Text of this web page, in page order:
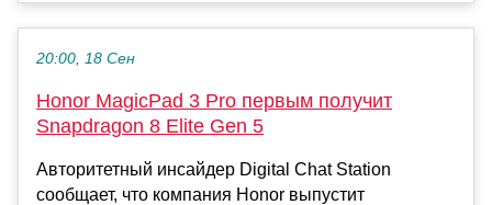
20:00, 18 Сен
Honor MagicPad 3 Pro первым получит
Snapdragon 8 Elite Gen 5
Авторитетный инсайдер Digital Chat Station
сообщает, что компания Honor выпустит